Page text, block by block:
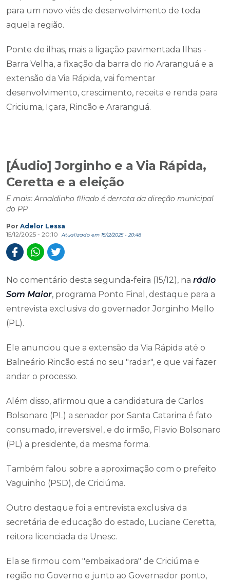
para um novo viés de desenvolvimento de toda
aquela região.
Ponte de ilhas, mais a ligação pavimentada Ilhas -
Barra Velha, a fixação da barra do rio Araranguá e a
extensão da Via Rápida, vai fomentar
desenvolvimento, crescimento, receita e renda para
Criciuma, Içara, Rincão e Araranguá.
[Áudio] Jorginho e a Via Rápida,
Ceretta e a eleição
E mais: Arnaldinho filiado é derrota da direção municipal
do PP
Por Adelor Lessa
15/12/2025 - 20:10
Atualizado em 15/12/2025 - 20:48
No comentário desta segunda-feira (15/12), na rádio
Som Maior, programa Ponto Final, destaque para a
entrevista exclusiva do governador Jorginho Mello
(PL).
Ele anunciou que a extensão da Via Rápida até o
Balneário Rincão está no seu "radar", e que vai fazer
andar o processo.
Além disso, afirmou que a candidatura de Carlos
Bolsonaro (PL) a senador por Santa Catarina é fato
consumado, irreversivel, e do irmão, Flavio Bolsonaro
(PL) a presidente, da mesma forma.
Também falou sobre a aproximação com o prefeito
Vaguinho (PSD), de Criciúma.
Outro destaque foi a entrevista exclusiva da
secretária de educação do estado, Luciane Ceretta,
reitora licenciada da Unesc.
Ela se firmou com "embaixadora" de Criciúma e
região no Governo e junto ao Governador ponto,